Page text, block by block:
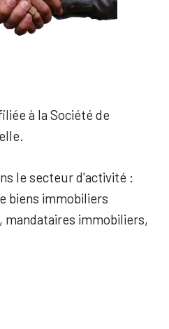
à la Société de
le secteur d'activité :
biens immobiliers
mandataires immobiliers,